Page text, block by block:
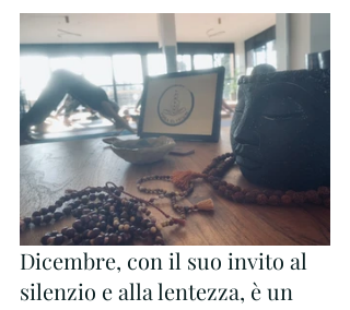
Dicembre, con il suo invito al
silenzio e alla lentezza, è un